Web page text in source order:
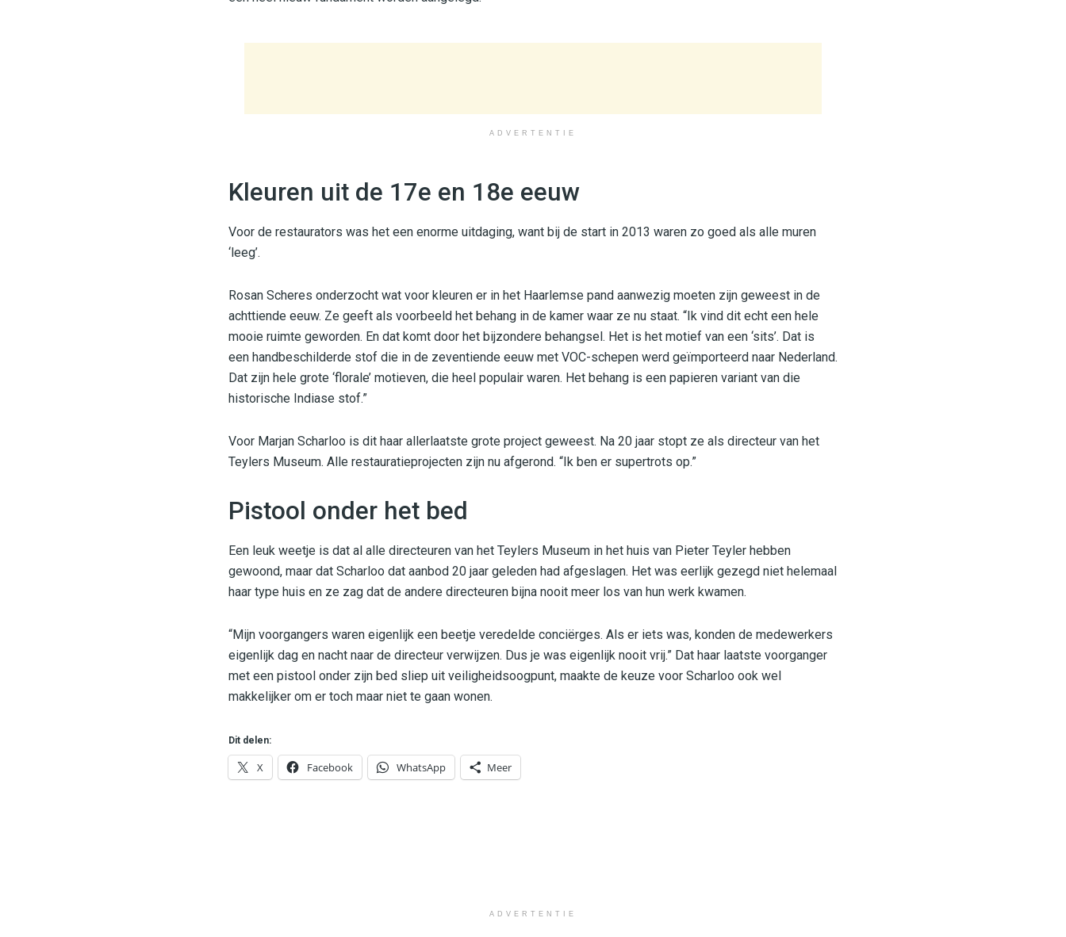
ADVERTENTIE
Kleuren uit de 17e en 18e eeuw
Voor de restaurators was het een enorme uitdaging, want bij de start in 2013 waren zo goed als alle muren
‘leeg’.
Rosan Scheres onderzocht wat voor kleuren er in het Haarlemse pand aanwezig moeten zijn geweest in de
achttiende eeuw. Ze geeft als voorbeeld het behang in de kamer waar ze nu staat. “Ik vind dit echt een hele
mooie ruimte geworden. En dat komt door het bijzondere behangsel. Het is het motief van een ‘sits’. Dat is
een handbeschilderde stof die in de zeventiende eeuw met VOC-schepen werd geïmporteerd naar Nederland.
Dat zijn hele grote ‘florale’ motieven, die heel populair waren. Het behang is een papieren variant van die
historische Indiase stof.”
Voor Marjan Scharloo is dit haar allerlaatste grote project geweest. Na 20 jaar stopt ze als directeur van het
Teylers Museum. Alle restauratieprojecten zijn nu afgerond. “Ik ben er supertrots op.”
Pistool onder het bed
Een leuk weetje is dat al alle directeuren van het Teylers Museum in het huis van Pieter Teyler hebben
gewoond, maar dat Scharloo dat aanbod 20 jaar geleden had afgeslagen. Het was eerlijk gezegd niet helemaal
haar type huis en ze zag dat de andere directeuren bijna nooit meer los van hun werk kwamen.
“Mijn voorgangers waren eigenlijk een beetje veredelde conciërges. Als er iets was, konden de medewerkers
eigenlijk dag en nacht naar de directeur verwijzen. Dus je was eigenlijk nooit vrij.” Dat haar laatste voorganger
met een pistool onder zijn bed sliep uit veiligheidsoogpunt, maakte de keuze voor Scharloo ook wel
makkelijker om er toch maar niet te gaan wonen.
Dit delen:
X Facebook WhatsApp Meer
ADVERTENTIE